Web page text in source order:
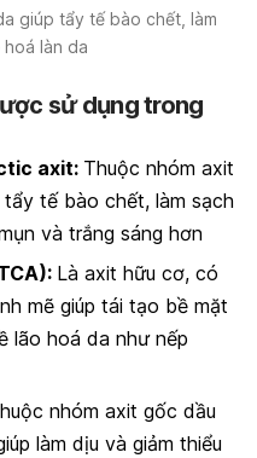
giúp tẩy tế bào chết, làm
làn da
sử dụng trong
axit: Thuộc nhóm axit
tẩy tế bào chết, làm sạch
và trắng sáng hơn
Là axit hữu cơ, có
mẽ giúp tái tạo bề mặt
lão hoá da như nếp
nhóm axit gốc dầu
làm dịu và giảm thiểu